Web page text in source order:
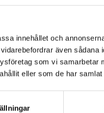
innehållet och
även sådana
som vi
eller som de har